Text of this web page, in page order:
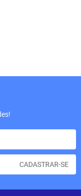
CADASTRAR-SE